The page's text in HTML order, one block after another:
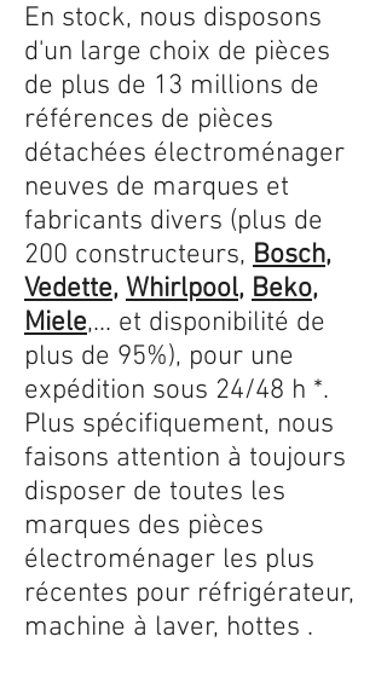
En stock, nous disposons
d'un large choix de pièces
de plus de 13 millions de
références de pièces
détachées électroménager
neuves de marques et
fabricants divers (plus de
200 constructeurs, Bosch,
Vedette, Whirlpool, Beko,
Miele,... et disponibilité de
plus de 95%), pour une
expédition sous 24/48 h *.
Plus spécifiquement, nous
faisons attention à toujours
disposer de toutes les
marques des pièces
électroménager les plus
récentes pour réfrigérateur,
machine à laver, hottes .